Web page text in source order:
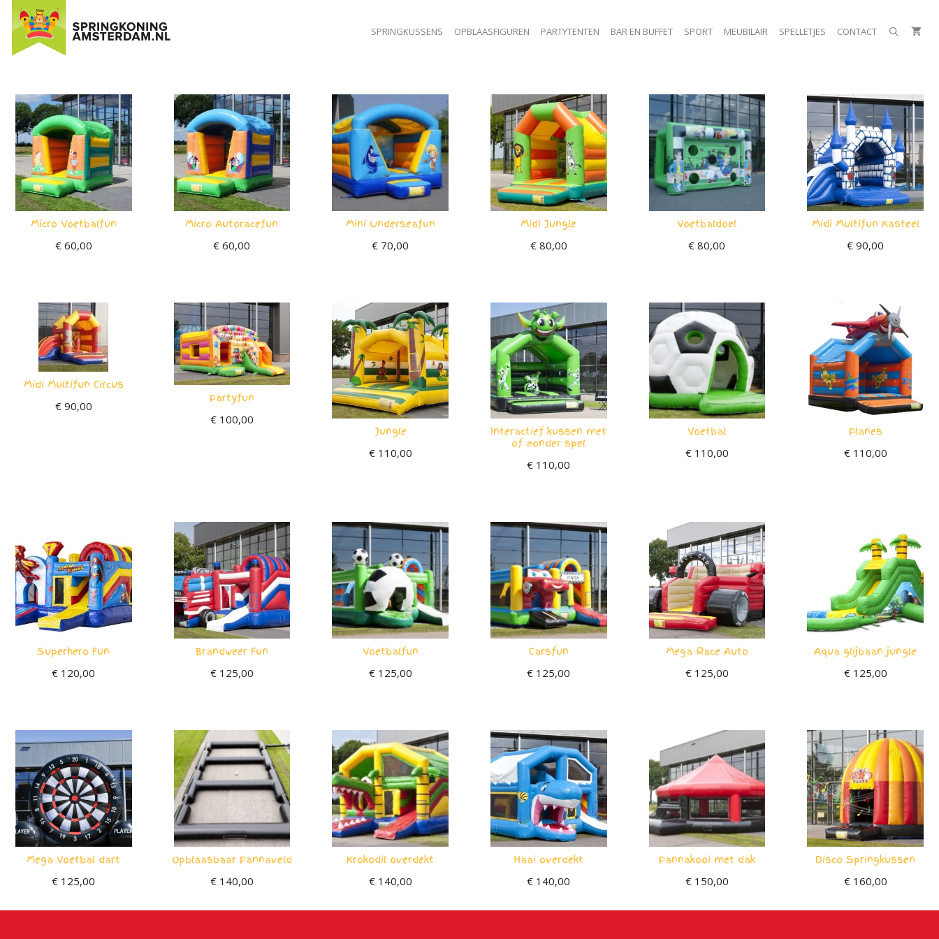
naar
inhoud
SPRINGKUSSENS OPBLAASFIGUREN PARTYTENTEN BAR EN BUFFET SPORT MEUBILAIR SPELLETJES CONTACT
Micro Voetbalfun
€60,00
Micro Autoracefun
€ 60,00
Mini Underseafun
€ 70,00
Midi Jungle
€80,00
Voetbaldoel
€ 80,00
Midi Multifun Kasteel
€ 90,00
Midi Multifun Circus
€90,00
Partyfun
€100,00
Jungle
€110,00
Interactief kussen met
of zonder spel
€ 110,00
Voetbal
€110,00
Planes
€110,00
Superhero Fun
€ 120,00
Brandweer Fun
€125,00
Voetbalfun
€125,00
Carsfun
€ 125,00
Mega Race Auto
€125,00
Aqua glijbaan jungle
€125,00
Mega Voetbal dart
€ 125,00
Opblaasbaar Pannaveld
€140,00
Krokodil overdekt
€140,00
Haai overdekt
€ 140,00
Pannakooi met dak
€150,00
Disco Springkussen
€160,00